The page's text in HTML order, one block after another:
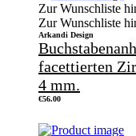
Zur Wunschliste
Zur Wunschliste
Arkandi Design
facettierten
4 mm.
€56.00